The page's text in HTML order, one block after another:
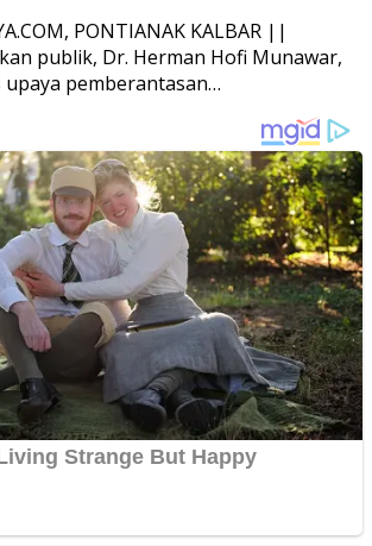
PONTIANAK KALBAR ||
publik, Dr. Herman Hofi Munawar,
pemberantasan…